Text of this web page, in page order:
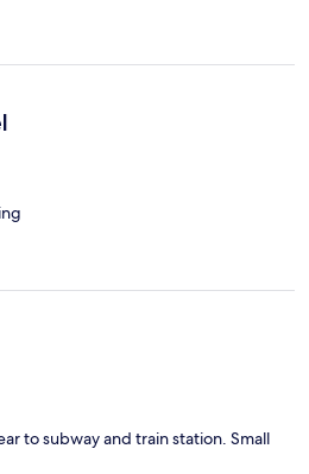
to subway and train station. Small